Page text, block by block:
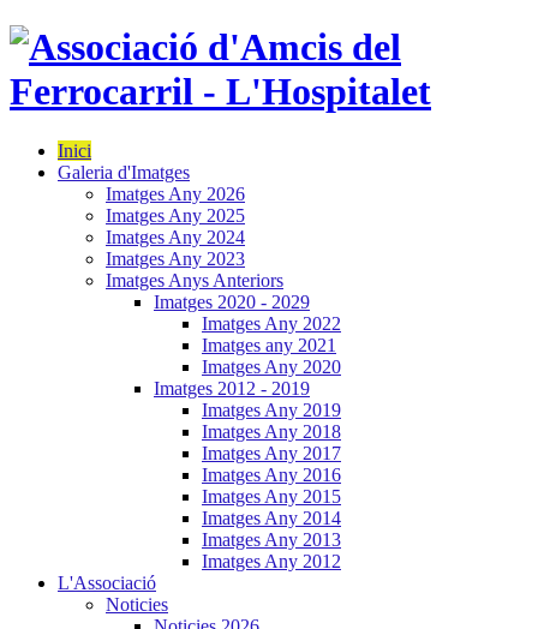
Inici
Galeria d'Imatges
Imatges Any 2026
Imatges Any 2025
Imatges Any 2024
Imatges Any 2023
Imatges Anys Anteriors
Imatges 2020 - 2029
Imatges Any 2022
Imatges any 2021
Imatges Any 2020
Imatges 2012 - 2019
Imatges Any 2019
Imatges Any 2018
Imatges Any 2017
Imatges Any 2016
Imatges Any 2015
Imatges Any 2014
Imatges Any 2013
Imatges Any 2012
L'Associació
Noticies